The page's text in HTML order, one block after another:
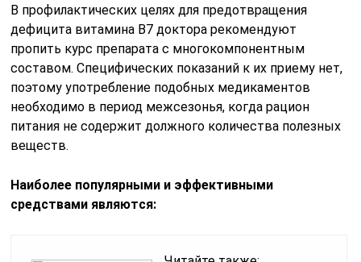
Читайте также:
Ангиопатия:
поражение сетчатки
обоих глаз, как лечить
Maxi Hair Plus от Country Life
Витамины для роста волос от Zenwise Health
в состав препаратов входит комплекс витаминов,
, содержит несколько